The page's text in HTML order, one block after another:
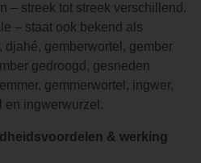
– streek tot streek verschillend.
– staat ook bekend als
djahé, gemberwortel, gember
gedroogd, gesneden
gemmerwortel, ingwer,
en ingwerwurzel.
& werking